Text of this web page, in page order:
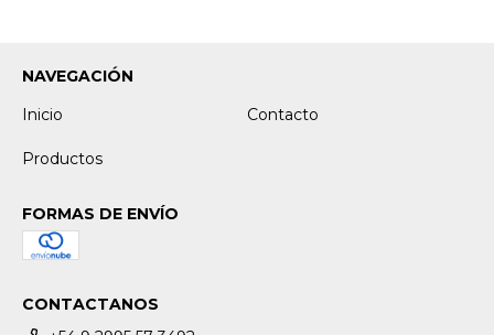
NAVEGACIÓN
Inicio
Contacto
Productos
FORMAS DE ENVÍO
CONTACTANOS